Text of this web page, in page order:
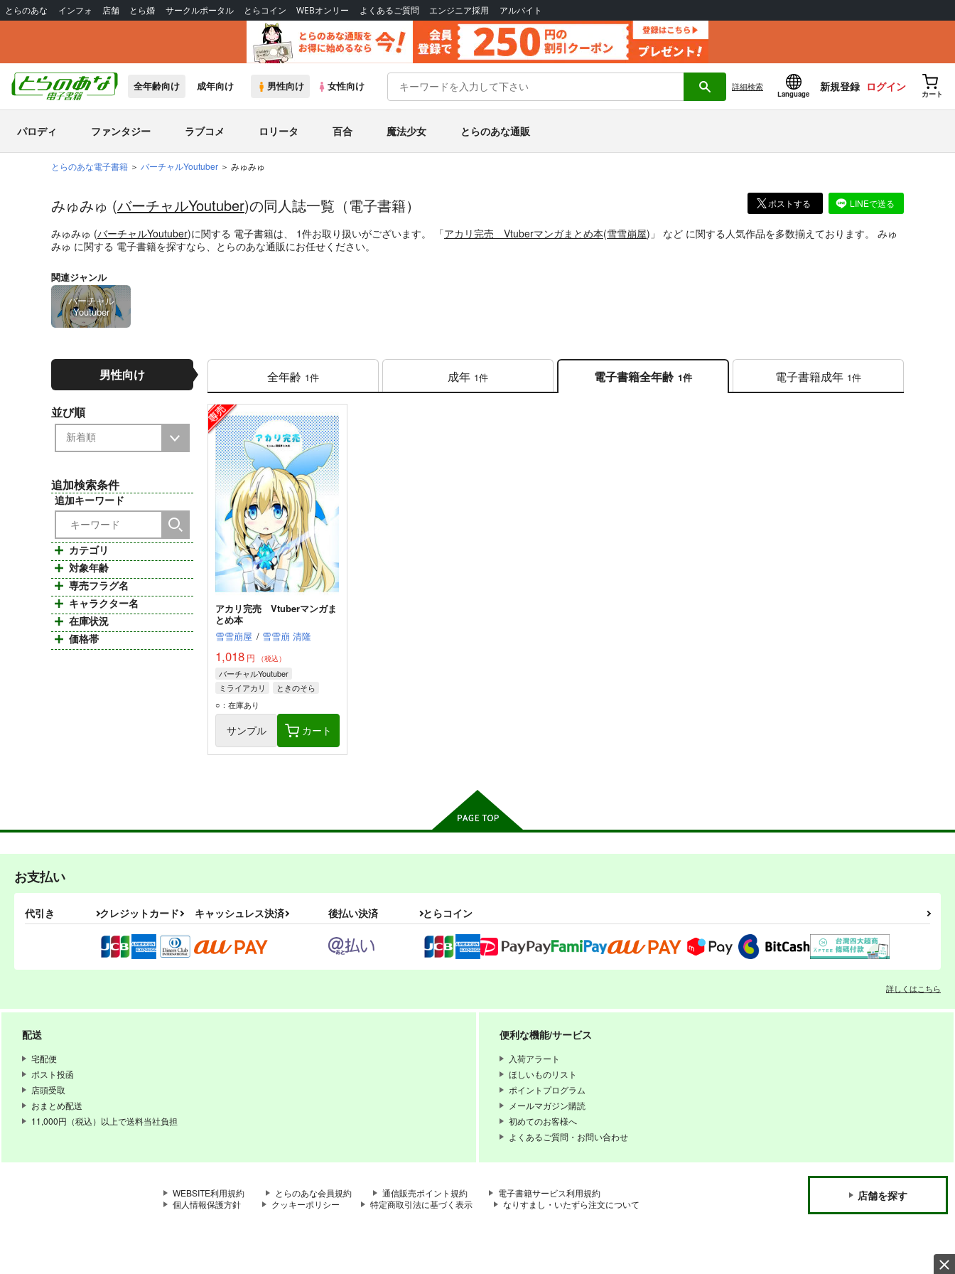
とらのあな インフォ 店舗 とら婚 サークルポータル とらコイン WEBオンリー よくあるご質問 エンジニア採用 アルバイト
全年齢向け 成年向け 男性向け 女性向け 詳細検索
Language
新規登録 ログイン
カート
パロディ ファンタジー ラブコメ ロリータ 百合 魔法少女 とらのあな通販
とらのあな電子書籍 バーチャルYoutuber みゅみゅ
ポストする LINEで送る
みゅみゅ (バーチャルYoutuber)の同人誌一覧（電子書籍）
みゅみゅ (バーチャルYoutuber)に関する 電子書籍は、 1件お取り扱いがございます。 「アカリ完売 Vtuberマンガまとめ本(雪雪崩屋)」 など に関する人気作品を多数揃えております。 みゅ
みゅ に関する 電子書籍を探すなら、とらのあな通販にお任せください。
関連ジャンル
バーチャル
Youtuber
男性向け
並び順
追加検索条件
追加キーワード
カテゴリ
対象年齢
専売フラグ名
キャラクター名
在庫状況
価格帯
全年齢 1件 成年 1件 電子書籍全年齢 1件 電子書籍成年 1件
アカリ完売 Vtuberマンガま
とめ本
雪雪崩屋 / 雪雪崩 清隆
1,018 円 （税込）
バーチャルYoutuber
ミライアカリ
ときのそら
みゅみゅ
○：在庫あり
サンプル カート
お支払い
代引き クレジットカード キャッシュレス決済 後払い決済 とらコイン
詳しくはこちら
配送
宅配便
ポスト投函
店頭受取
おまとめ配送
11,000円（税込）以上で送料当社負担
便利な機能/サービス
入荷アラート
ほしいものリスト
ポイントプログラム
メールマガジン購読
初めてのお客様へ
よくあるご質問・お問い合わせ
WEBSITE利用規約 とらのあな会員規約 通信販売ポイント規約
電子書籍サービス利用規約
個人情報保護方針
クッキーポリシー 特定商取引法に基づく表示 なりすまし・いたずら注文について
店舗を探す